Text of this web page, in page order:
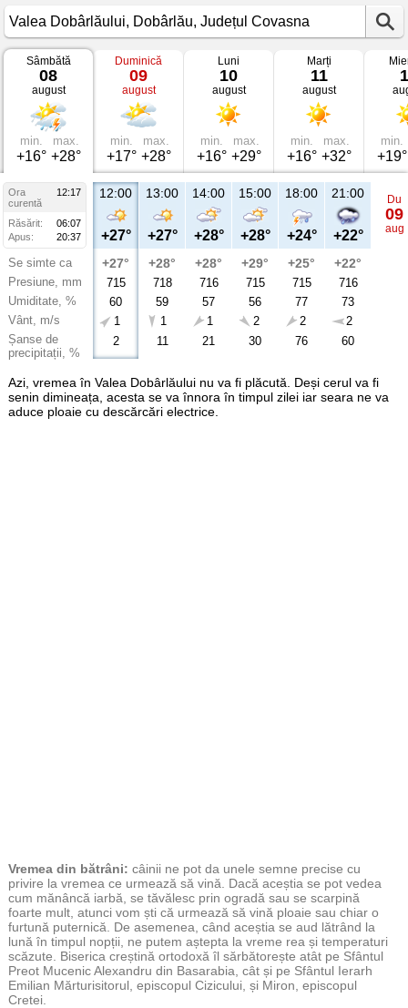
Vremea
Valea
Dobârlăului
Dobârlău,
Județul
Covasna
Sâmbătă
08
august
min.
+16°
max.
+28°
Duminică
09
august
min.
+17°
max.
+28°
Luni
10
august
min.
+16°
max.
+29°
Marți
11
august
min.
+16°
max.
+32°
min.
+19°
Ora
12:17
curentă
Răsărit:
06:07
Apus:
20:37
Se simte ca
Presiune, mm
Umiditate, %
Vânt, m/s
Șanse de
precipitații, %
12:00
+27°
+27°
715
60
1
2
13:00
+27°
+28°
718
59
1
11
14:00
+28°
+28°
716
57
1
21
15:00
+28°
+29°
715
56
2
30
18:00
+24°
+25°
715
77
2
76
21:00
+22°
+22°
716
73
2
60
Du
09
aug
Azi, vremea în Valea Dobârlăului nu va fi plăcută. Deși cerul va fi
senin dimineața, acesta se va înnora în timpul zilei iar seara ne va
aduce ploaie cu descărcări electrice.
Vremea din bătrâni: câinii ne pot da unele semne precise cu
privire la vremea ce urmează să vină. Dacă aceștia se pot vedea
cum mănâncă iarbă, se tăvălesc prin ogradă sau se scarpină
foarte mult, atunci vom ști că urmează să vină ploaie sau chiar o
furtună puternică. De asemenea, când aceștia se aud lătrând la
lună în timpul nopții, ne putem aștepta la vreme rea și temperaturi
scăzute. Biserica creștină ortodoxă îl sărbătorește atât pe Sfântul
Preot Mucenic Alexandru din Basarabia, cât și pe Sfântul Ierarh
Emilian Mărturisitorul, episcopul Cizicului, și Miron, episcopul
Cretei.